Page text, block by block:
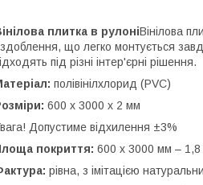
плитка в рулоніВінілова
що легко монтується
під різні інтер'єрні рішення.
полівінілхлорид (PVC)
600 х 3000 х 2 мм
Допустиме відхилення ±3%
покриття: 600 х 3000 мм – 1,8
рівна, з імітацією